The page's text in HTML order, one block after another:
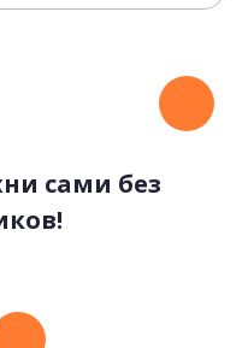
сами без